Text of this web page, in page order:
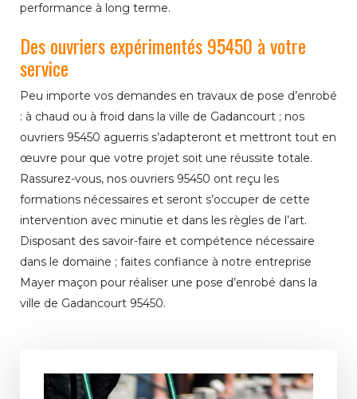
performance à long terme.
Des ouvriers expérimentés 95450 à votre
service
Peu importe vos demandes en travaux de pose d’enrobé
: à chaud ou à froid dans la ville de Gadancourt ; nos
ouvriers 95450 aguerris s’adapteront et mettront tout en
œuvre pour que votre projet soit une réussite totale.
Rassurez-vous, nos ouvriers 95450 ont reçu les
formations nécessaires et seront s’occuper de cette
intervention avec minutie et dans les règles de l’art.
Disposant des savoir-faire et compétence nécessaire
dans le domaine ; faites confiance à notre entreprise
Mayer maçon pour réaliser une pose d’enrobé dans la
ville de Gadancourt 95450.